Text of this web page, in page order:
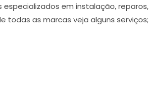
em instalação, reparos,
todas as marcas veja alguns serviços;